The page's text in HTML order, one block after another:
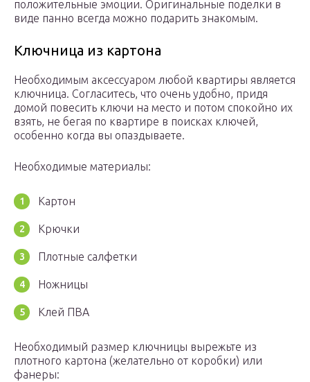
положительные эмоции. Оригинальные поделки в
виде панно всегда можно подарить знакомым.
Ключница из картона
Необходимым аксессуаром любой квартиры является
ключница. Согласитесь, что очень удобно, придя
домой повесить ключи на место и потом спокойно их
взять, не бегая по квартире в поисках ключей,
особенно когда вы опаздываете.
Необходимые материалы:
Картон
Крючки
Плотные салфетки
Ножницы
Клей ПВА
Необходимый размер ключницы вырежьте из
плотного картона (желательно от коробки) или
фанеры: